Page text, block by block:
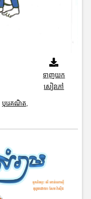
បុរេគណិត,
ទាញយក
សៀវភៅ